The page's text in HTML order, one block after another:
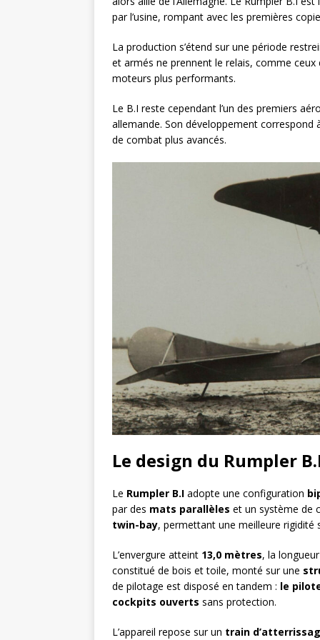
par l’usine, rompant avec les premières
La production s’étend sur une période
et armés ne prennent le relais, comme
moteurs plus performants.
Le B.I reste cependant l’un des premiers
allemande. Son développement correspond
de combat plus avancés.
Le design du Rumpler
Le Rumpler B.I adopte une configuration
par des mats parallèles et un système de
twin-bay, permettant une meilleure
L’envergure atteint 13,0 mètres, la
constitué de bois et toile, monté sur une
de pilotage est disposé en tandem : le
cockpits ouverts sans protection.
L’appareil repose sur un train